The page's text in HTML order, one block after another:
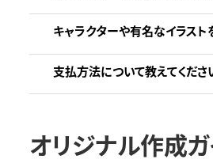
キャラクターや有名なイラス
支払方法について教えてくださ
オリジナル作成